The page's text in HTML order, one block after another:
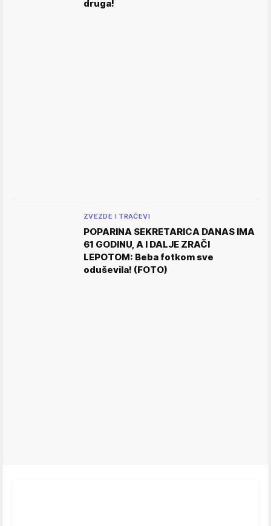
druga!
ZVEZDE I TRAČEVI
POPARINA SEKRETARICA DANAS IMA
61 GODINU, A I DALJE ZRAČI
LEPOTOM: Beba fotkom sve
oduševila! (FOTO)